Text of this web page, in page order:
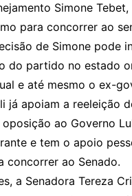
Simone
para concorrer ao
de Simone pode
do partido no estado
e até mesmo o ex-
já apoiam a reeleição
ao Governo
e tem o apoio
concorrer ao Senado.
a Senadora Tereza